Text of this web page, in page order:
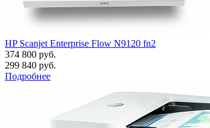
HP Scanjet Enterprise Flow N9120 fn2
374 800 руб.
299 840 руб.
Подробнее